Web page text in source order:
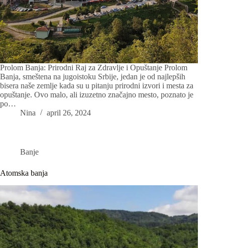
Prolom Banja: Prirodni Raj za Zdravlje i Opuštanje Prolom
Banja, smeštena na jugoistoku Srbije, jedan je od najlepših
bisera naše zemlje kada su u pitanju prirodni izvori i mesta za
opuštanje. Ovo malo, ali izuzetno značajno mesto, poznato je
po…
Nina
april 26, 2024
Banje
Atomska banja